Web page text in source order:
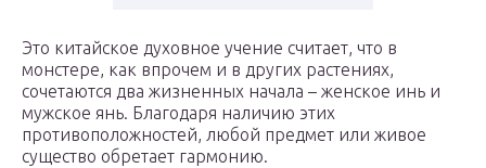
Это китайское духовное учение считает, что в
монстере, как впрочем и в других растениях,
сочетаются два жизненных начала – женское инь и
мужское янь. Благодаря наличию этих
противоположностей, любой предмет или живое
существо обретает гармонию.